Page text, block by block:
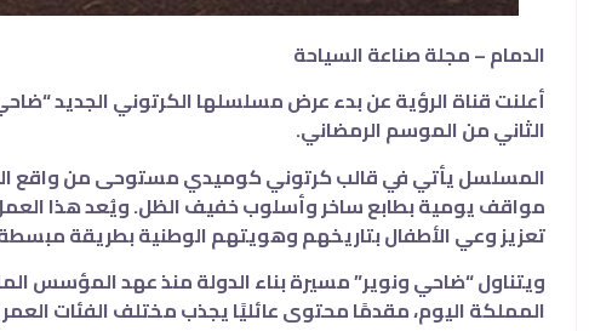
الدمام – مجلة صناعة السياحة
الثاني من الموسم الرمضاني.
المسلسل يأتي في قالب كرتوني كوميدي مستوحى من واقع
مواقف يومية بطابع ساخر وأسلوب خفيف الظل. ويُعد هذا
تعزيز وعي الأطفال بتاريخهم وهويتهم الوطنية بطريقة
ويتناول “ضاحي ونوير” مسيرة بناء الدولة منذ عهد المؤسس
المملكة اليوم، مقدمًا محتوى عائليًا يجذب مختلف الفئات